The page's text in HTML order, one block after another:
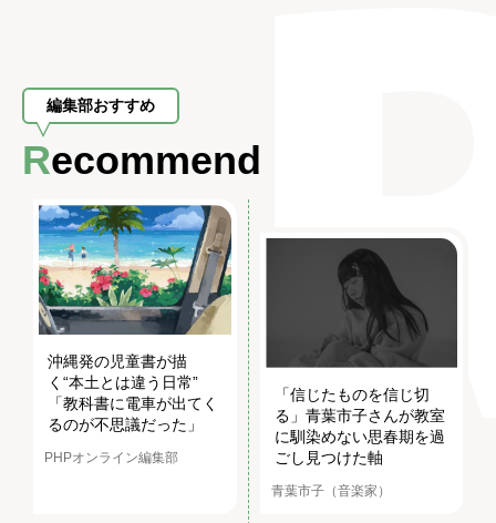
編集部おすすめ
Recommend
沖縄発の児童書が描
く“本土とは違う日常”
「教科書に電車が出てく
るのが不思議だった」
PHPオンライン編集部
「信じたものを信じ切
る」青葉市子さんが教室
に馴染めない思春期を過
ごし見つけた軸
青葉市子（音楽家）